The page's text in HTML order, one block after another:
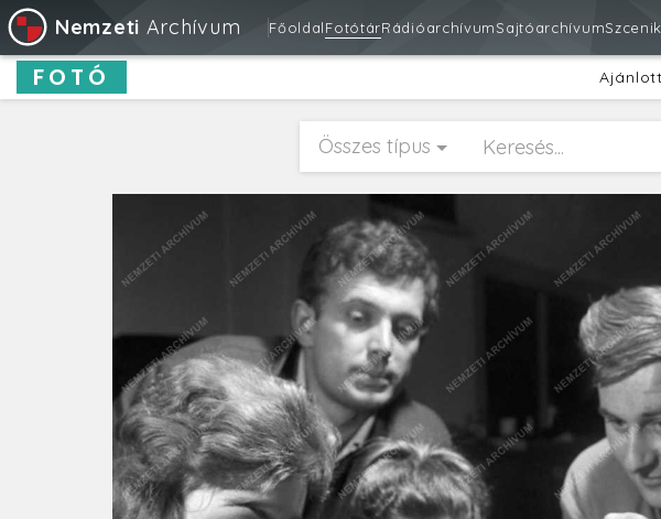
Nemzeti Archívum FőoldalFotótárRádióarchívumSajtóarchívum
FOTÓ Ajánlott
Összes típus